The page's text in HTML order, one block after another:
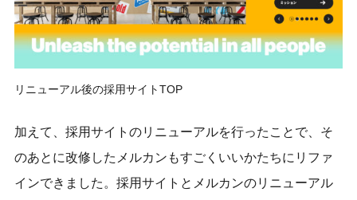
リニューアル後の採用サイトTOP
加えて、採用サイトのリニューアルを行ったことで、そ
のあとに改修したメルカンもすごくいいかたちにリファ
インできました。採用サイトとメルカンのリニューアル